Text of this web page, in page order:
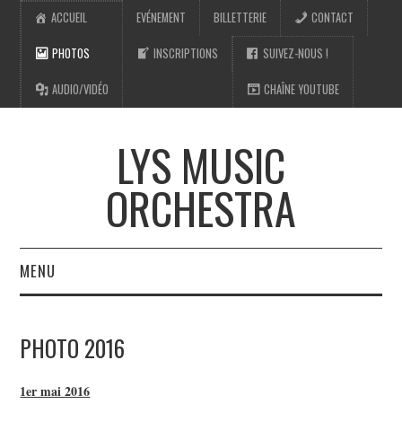
ACCUEIL
PHOTOS
AUDIO/VIDÉO
EVÉNEMENT BILLETTERIE CONTACT
INSCRIPTIONS SUIVEZ-NOUS !
CHAÎNE YOUTUBE
LYS MUSIC
ORCHESTRA
MENU
PHOTOS
PHOTO 2016
1er mai 2016